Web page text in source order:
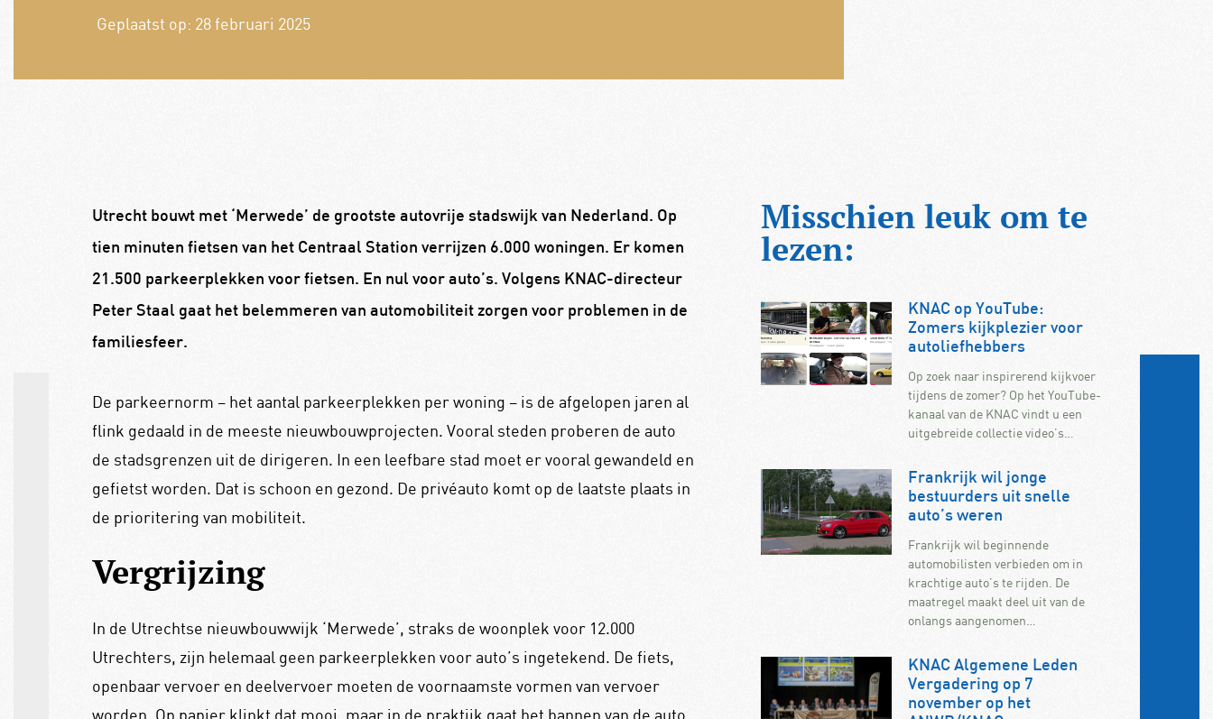
Geplaatst op: 28 februari 2025
Utrecht bouwt met ‘Merwede’ de grootste autovrije stadswijk van Nederland. Op
tien minuten fietsen van het Centraal Station verrijzen 6.000 woningen. Er komen
21.500 parkeerplekken voor fietsen. En nul voor auto’s. Volgens KNAC-directeur
Peter Staal gaat het belemmeren van automobiliteit zorgen voor problemen in de
familiesfeer.
De parkeernorm – het aantal parkeerplekken per woning – is de afgelopen jaren al
flink gedaald in de meeste nieuwbouwprojecten. Vooral steden proberen de auto
de stadsgrenzen uit de dirigeren. In een leefbare stad moet er vooral gewandeld en
gefietst worden. Dat is schoon en gezond. De privéauto komt op de laatste plaats in
de prioritering van mobiliteit.
Vergrijzing
In de Utrechtse nieuwbouwwijk ‘Merwede’, straks de woonplek voor 12.000
Utrechters, zijn helemaal geen parkeerplekken voor auto’s ingetekend. De fiets,
openbaar vervoer en deelvervoer moeten de voornaamste vormen van vervoer
worden. Op papier klinkt dat mooi, maar in de praktijk gaat het bannen van de auto
Misschien leuk om te
lezen:
KNAC op YouTube:
Zomers kijkplezier voor
autoliefhebbers
Op zoek naar inspirerend kijkvoer
tijdens de zomer? Op het YouTube-
kanaal van de KNAC vindt u een
uitgebreide collectie video’s…
Frankrijk wil jonge
bestuurders uit snelle
auto’s weren
Frankrijk wil beginnende
automobilisten verbieden om in
krachtige auto’s te rijden. De
maatregel maakt deel uit van de
onlangs aangenomen…
KNAC Algemene Leden
Vergadering op 7
november op het